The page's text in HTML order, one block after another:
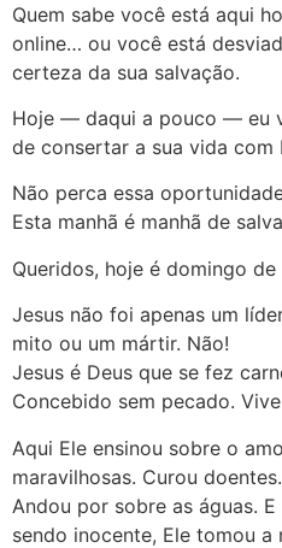
Quem sabe você está aqui
online… ou você está
certeza da sua salvação.
Hoje — daqui a pouco — eu
de consertar a sua vida com
Não perca essa
Esta manhã é manhã de
Queridos, hoje é domingo de
Jesus não foi apenas um
mito ou um mártir. Não!
Jesus é Deus que se fez
Concebido sem pecado.
Aqui Ele ensinou sobre o
maravilhosas. Curou
Andou por sobre as águas.
sendo inocente, Ele tomou a